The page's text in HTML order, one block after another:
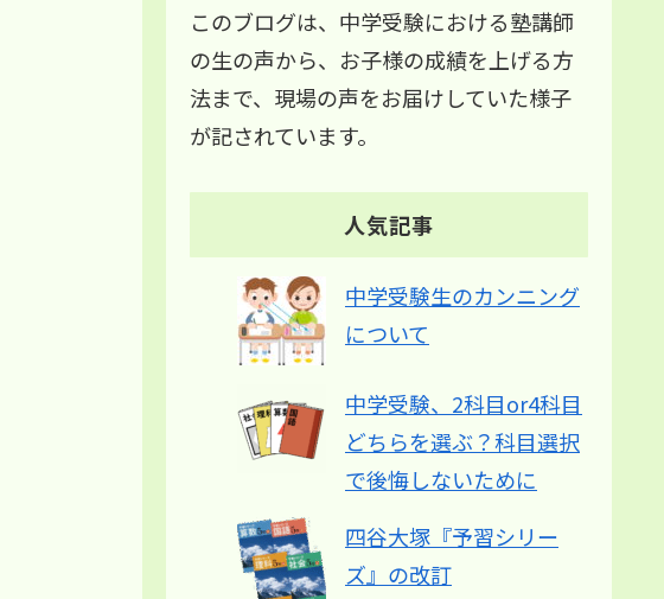
このブログは、中学受験における塾講師
の生の声から、お子様の成績を上げる方
法まで、現場の声をお届けしていた様子
が記されています。
人気記事
中学受験生のカンニング
について
中学受験、2科目or4科目
どちらを選ぶ？科目選択
で後悔しないために
四谷大塚『予習シリー
ズ』の改訂